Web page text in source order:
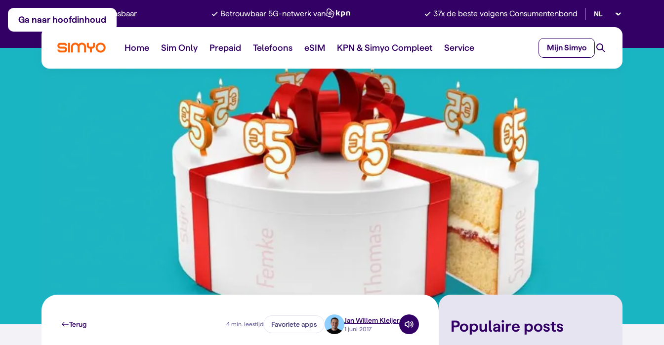
Ga naar hoofdinhoud
Maandelijks aanpasbaar Betrouwbaar 5G-netwerk van 37x de beste volgens Consumentenbond Selecteer taal
Home Sim Only Prepaid Telefoons eSIM KPN & Simyo Compleet Service Mijn Simyo
Terug 4 min. leestijd Favoriete apps Jan Willem Kleijer
1 juni 2017 Populaire posts